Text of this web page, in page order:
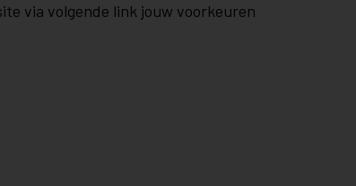
via volgende link jouw voorkeuren